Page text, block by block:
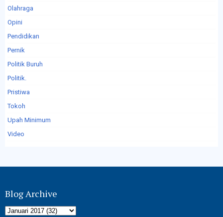
Olahraga
Opini
Pendidikan
Pernik
Politik Buruh
Politik.
Pristiwa
Tokoh
Upah Minimum
Video
Blog Archive